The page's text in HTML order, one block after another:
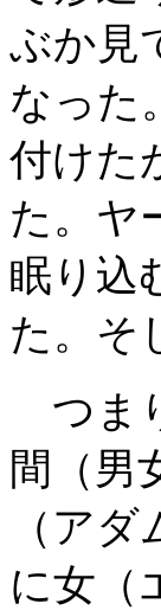
ぶか見
なった
付けた
た。ヤ
眠り込
た。そ
つま
間（男
（ア
に女（